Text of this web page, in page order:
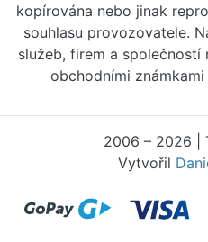
kopírována nebo jinak
souhlasu provozovatele.
služeb, firem a
obchodními
2006 – 2026 |
Vytvořil